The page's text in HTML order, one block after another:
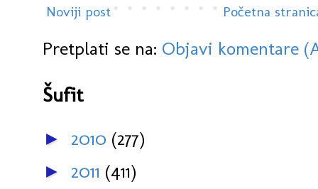
Noviji post Početna
Pretplati se na: Objavi komentare
Šufit
► 2010 (277)
► 2011 (411)